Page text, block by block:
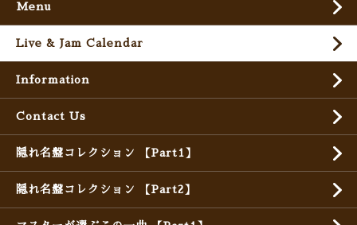
Menu
Live & Jam Calendar
Information
Contact Us
隠れ名盤コレクション 【Part1】
隠れ名盤コレクション 【Part2】